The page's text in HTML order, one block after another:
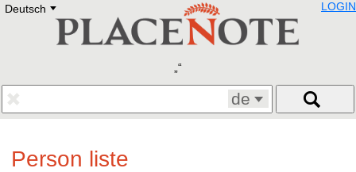
Deutsch E
Deutsch
Francais
Polski
Eestikeelne
LOGIN
de
Person liste